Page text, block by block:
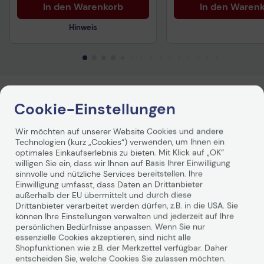
In den Warenkorb
Hinweis
In den
Produktbeschreibung
Jabra LINK 860 860-09
Der Jabra Link 860 ist ein Audio-Prozessor zur
Verbesserung der Sprach- und Gesprächsqualität für
Headsets. Mit dem Jabra Link 860 können Sie per
Knopfdruck nahtlos zwischen Tischtelefon und
Softphone wechseln, was das Gerät zu einer guten
Investition für Callcenter und offene Büroumgebungen
macht.
Weiterlesen
Cookie-Einstellungen
Wir möchten auf unserer Website Cookies und andere
Technologien (kurz „Cookies“) verwenden, um Ihnen ein
optimales Einkaufserlebnis zu bieten. Mit Klick auf „OK“
willigen Sie ein, dass wir Ihnen auf Basis Ihrer Einwilligung
sinnvolle und nützliche Services bereitstellen. Ihre
Einwilligung umfasst, dass Daten an Drittanbieter
außerhalb der EU übermittelt und durch diese
Drittanbieter verarbeitet werden dürfen, z.B. in die USA. Sie
können Ihre Einstellungen verwalten und jederzeit auf Ihre
persönlichen Bedürfnisse anpassen. Wenn Sie nur
essenzielle Cookies akzeptieren, sind nicht alle
Shopfunktionen wie z.B. der Merkzettel verfügbar. Daher
entscheiden Sie, welche Cookies Sie zulassen möchten.